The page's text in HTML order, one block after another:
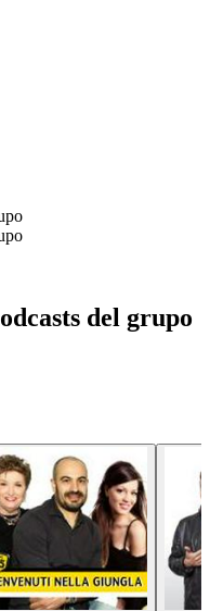
del grupo